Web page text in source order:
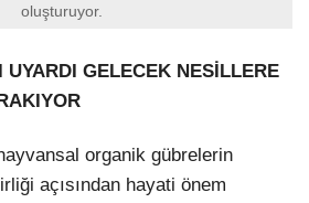
oluşturuyor.
GELECEK NESİLLERE
organik gübrelerin
açısından hayati önem